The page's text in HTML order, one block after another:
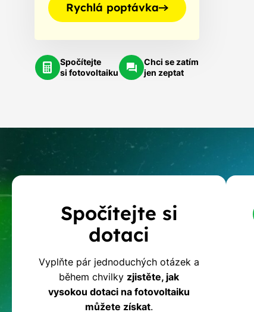
Rychlá poptávka
Spočítejte
si fotovoltaiku
Chci se zatím
jen zeptat
Kalkulačka
dotací
na
fotovoltaiku
Spočítejte si
dotaci
Vyplňte pár jednoduchých otázek a
během chvilky zjistěte, jak
vysokou dotaci na fotovoltaiku
můžete získat.